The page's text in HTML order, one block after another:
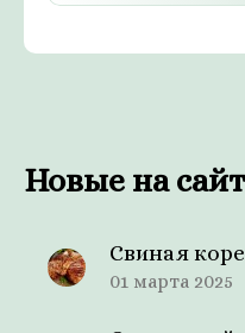
Новые на
Свиная
01 марта 2025